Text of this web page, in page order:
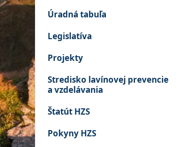
Úradná tabuľa
Legislatíva
Projekty
Stredisko lavínovej prevencie
a vzdelávania
Štatút HZS
Pokyny HZS